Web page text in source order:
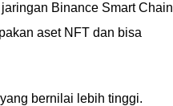
Binance Smart Chain
aset NFT dan bisa
bernilai lebih tinggi.